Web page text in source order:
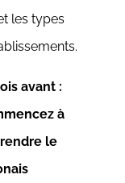
les types
avant :
à
le